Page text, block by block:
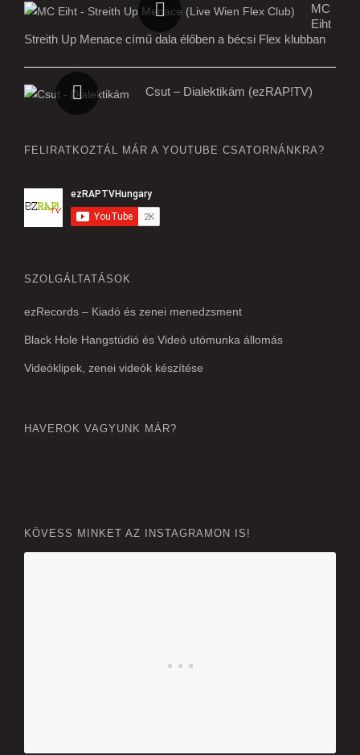
MC
Eiht
Streith Up Menace című dala élőben a bécsi Flex klubban
Csut – Dialektikám (ezRAP!TV)
FELIRATKOZTÁL MÁR A YOUTUBE CSATORNÁNKRA?
SZOLGÁLTATÁSOK
ezRecords – Kiadó és zenei menedzsment
Black Hole Hangstúdió és Videó utómunka állomás
Videóklipek, zenei videók készítése
HAVEROK VAGYUNK MÁR?
KÖVESS MINKET AZ INSTAGRAMON IS!